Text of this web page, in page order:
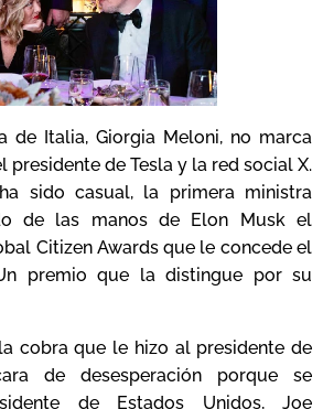
de Italia, Giorgia Meloni, no marca
presidente de Tesla y la red social X.
sido casual, la primera ministra
de las manos de Elon Musk el
Citizen Awards que le concede el
premio que la distingue por su
cobra que le hizo al presidente de
de desesperación porque se
de Estados Unidos, Joe